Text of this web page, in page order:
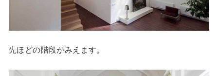
先ほどの階段がみえます。